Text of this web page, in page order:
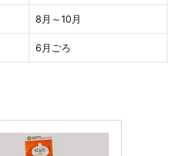
8月～10月
6月ごろ